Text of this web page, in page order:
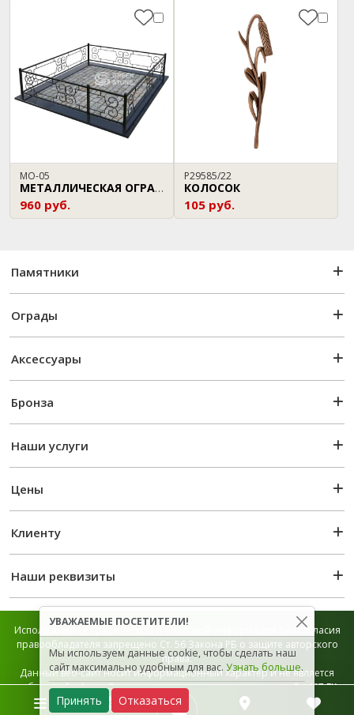
МО-05
МЕТАЛЛИЧЕСКАЯ ОГРАДА
960 руб.
P29585/22
КОЛОСОК
105 руб.
Памятники
Ограды
Аксессуары
Бронза
Наши услуги
Цены
Клиенту
Наши реквизиты
Использование графической и текстовой информации без согласия
правообладателя запрещено Ст. 56 Закона РБ о защите авторского
права.
Данный веб-сайт носит информационный характер и не является
публичной офертой, которая определяется положением Ст. 407 ГК
РБ.
УВАЖАЕМЫЕ ПОСЕТИТЕЛИ!
Мы используем данные cookie, чтобы сделать наш
сайт максимально удобным для вас. Узнать больше.
Принять Отказаться